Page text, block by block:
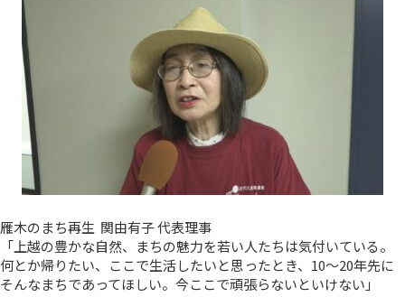
雁木のまち再生 関由有子 代表理事
「上越の豊かな自然、まちの魅力を若い人たちは気付いている。
何とか帰りたい、ここで生活したいと思ったとき、10～20年先に
そんなまちであってほしい。今ここで頑張らないといけない」